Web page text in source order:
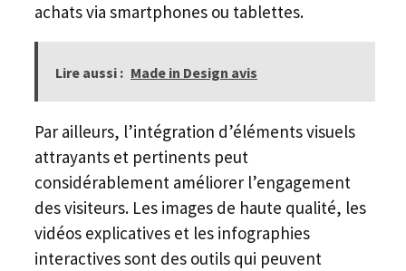
achats via smartphones ou tablettes.
Lire aussi : Made in Design avis
Par ailleurs, l’intégration d’éléments visuels
attrayants et pertinents peut
considérablement améliorer l’engagement
des visiteurs. Les images de haute qualité, les
vidéos explicatives et les infographies
interactives sont des outils qui peuvent